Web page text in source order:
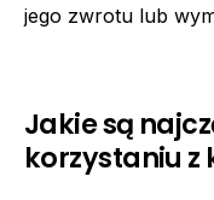
jego zwrotu lub
Jakie są
korzystaniu